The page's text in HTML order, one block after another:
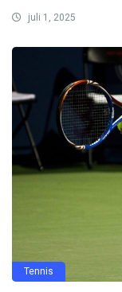
juli 1, 2025
Tennis